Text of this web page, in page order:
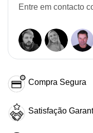
Entre em contacto
Compra Segura
Satisfação